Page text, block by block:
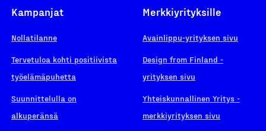
Kampanjat
Nollatilanne
Tervetuloa kohti positiivista
työelämäpuhetta
Suunnittelulla on
alkuperänsä
Merkkiyrityksille
Avainlippu-yrityksen sivu
Design from Finland -
yrityksen sivu
Yhteiskunnallinen Yritys -
merkkiyrityksen sivu